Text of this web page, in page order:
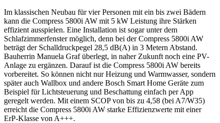
Im klassischen Neubau für vier Personen mit ein bis zwei Bädern
kann die Compress 5800i AW mit 5 kW Leistung ihre Stärken
effizient ausspielen. Eine Installation ist sogar unter dem
Schlafzimmerfenster möglich, denn bei der Compress 5800i AW
beträgt der Schalldruckpegel 28,5 dB(A) in 3 Metern Abstand.
Bauherrin Manuela Graf überlegt, in naher Zukunft noch eine PV-
Anlage zu ergänzen. Darauf ist die Compress 5800i AW bereits
vorbereitet. So können nicht nur Heizung und Warmwasser, sondern
später auch Wallbox und andere Bosch Smart Home Geräte zum
Beispiel für Lichtsteuerung und Beschattung einfach per App
geregelt werden. Mit einem SCOP von bis zu 4,58 (bei A7/W35)
erreicht die Compress 5800i AW starke Effizienzwerte mit einer
ErP-Klasse von A+++.